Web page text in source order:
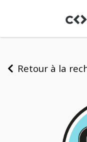
Retour à la